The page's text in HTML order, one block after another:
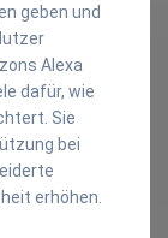
geben und
Alexa
dafür, wie
Sie
bei
erhöhen.